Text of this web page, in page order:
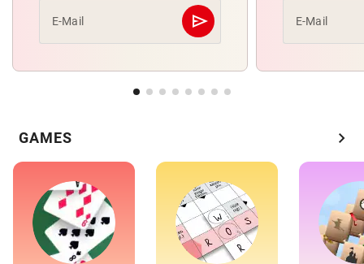
E-Mail send
Abschicken E-Mail
GAMES chevron_right